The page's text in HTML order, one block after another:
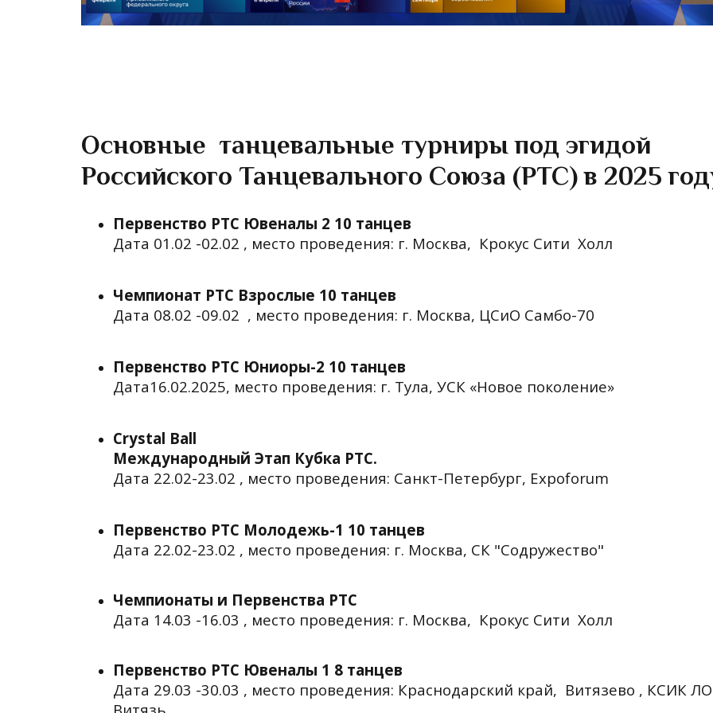
Основные танцевальные турниры под эгидой
Российского Танцевального Союза (РТС) в 2025
Первенство РТС Ювеналы 2 10 танцев
Дата 01.02 -02.02 , место проведения: г. Москва, Крокус Сити Холл
Чемпионат РТС Взрослые 10 танцев
Дата 08.02 -09.02 , место проведения: г. Москва, ЦСиО Самбо-70
Первенство РТС Юниоры-2 10 танцев
Дата16.02.2025, место проведения: г. Тула, УСК «Новое поколение»
Crystal Ball
Международный Этап Кубка РТС.
Дата 22.02-23.02 , место проведения: Санкт-Петербург, Expoforum
Первенство РТС Молодежь-1 10 танцев
Дата 22.02-23.02 , место проведения: г. Москва, СК "Содружество"
Чемпионаты и Первенства РТС
Дата 14.03 -16.03 , место проведения: г. Москва, Крокус Сити Холл
Первенство РТС Ювеналы 1 8 танцев
Дата 29.03 -30.03 , место проведения: Краснодарский край, Витязево , КСИК